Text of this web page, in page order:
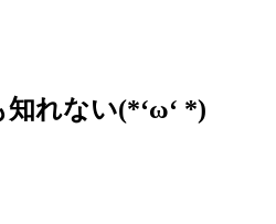
れない(*‘ω‘ *)